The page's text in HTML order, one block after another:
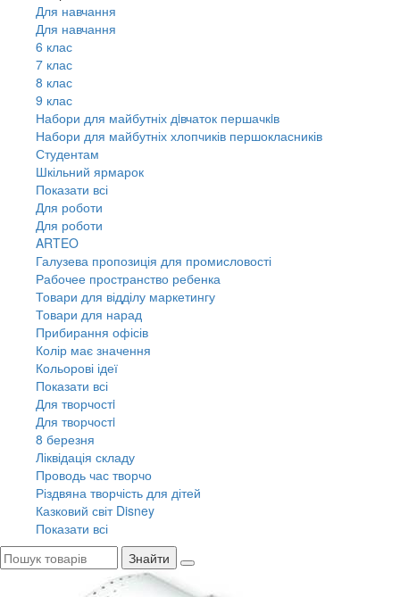
Для навчання
Для навчання
6 клас
7 клас
8 клас
9 клас
Набори для майбутніх дiвчаток першачкiв
Набори для майбутніх хлопчиків першокласників
Студентам
Шкільний ярмарок
Показати всі
Для роботи
Для роботи
ARTEO
Галузева пропозиція для промисловості
Рабочее пространство ребенка
Товари для відділу маркетингу
Товари для нарад
Прибирання офісів
Колір має значення
Кольорові ідеї
Показати всі
Для творчостi
Для творчостi
8 березня
Ліквідація складу
Проводь час творчо
Різдвяна творчість для дітей
Казковий світ Disney
Показати всі
Знайти